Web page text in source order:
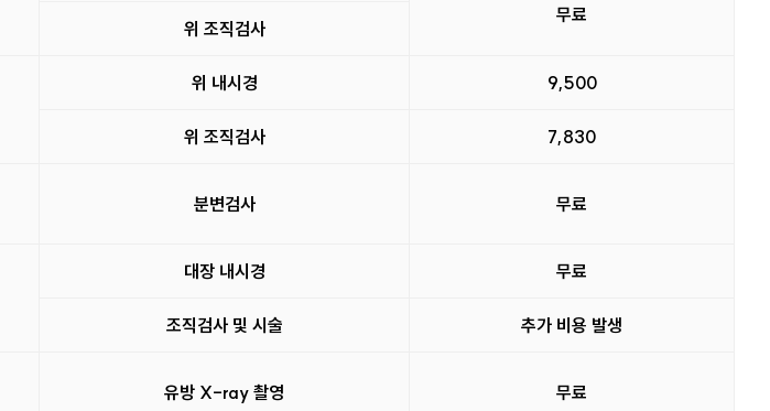
무료
위 조직검사
위 내시경 9,500
위 조직검사 7,830
분변검사 무료
대장 내시경 무료
조직검사 및 시술 추가 비용 발생
유방 X-ray 촬영 무료